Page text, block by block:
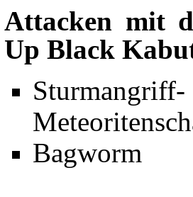
Attacken mit
Up Black
Sturmangriff-
Bagworm